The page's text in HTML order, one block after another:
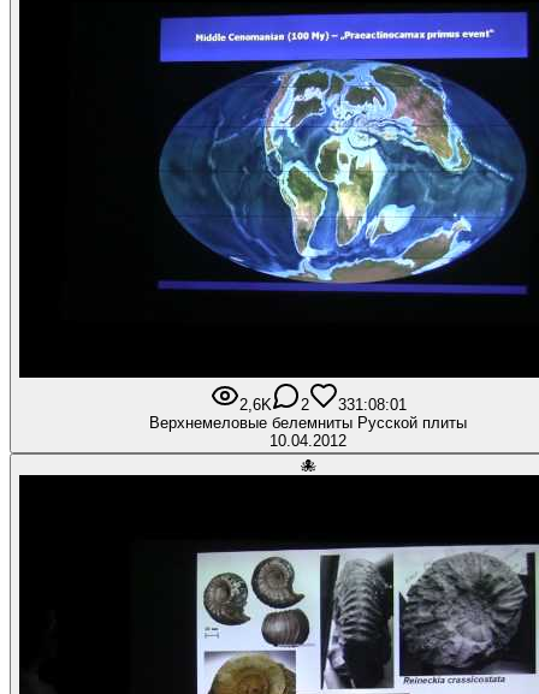
2,6K 2 331:08:01
Верхнемеловые белемниты Русской плиты
10.04.2012
🐙